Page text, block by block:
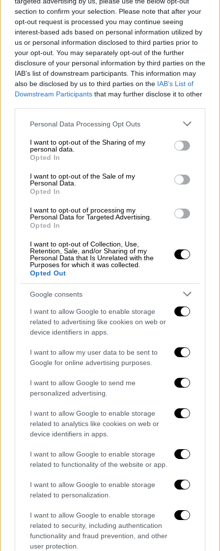
section to confirm your selection. Please note that after your
opt-out request is processed you may continue seeing
interest-based ads based on personal information utilized by
us or personal information disclosed to third parties prior to
your opt-out. You may separately opt-out of the further
disclosure of your personal information by third parties on the
IAB’s list of downstream participants. This information may
also be disclosed by us to third parties on the IAB’s List of
Downstream Participants that may further disclose it to other
Please note that this website/app uses one or more Google
not limited to your visit or usage behaviour. You may click to
grant or deny consent to Google and its third-party tags to
use your data for below specified purposes in below Google
consent section.
Personal Data Processing Opt Outs
I want to opt-out of the Sharing of my
personal data.
Opted In
I want to opt-out of the Sale of my
Personal Data.
Opted In
I want to opt-out of processing my
Personal Data for Targeted Advertising.
Opted In
I want to opt-out of Collection, Use,
Retention, Sale, and/or Sharing of my
Personal Data that Is Unrelated with the
Purposes for which it was collected.
Opted Out
Google consents
I want to allow Google to enable storage
related to advertising like cookies on web or
device identifiers in apps.
I want to allow my user data to be sent to
Google for online advertising purposes.
I want to allow Google to send me
personalized advertising.
I want to allow Google to enable storage
related to analytics like cookies on web or
device identifiers in apps.
I want to allow Google to enable storage
related to functionality of the website or app.
I want to allow Google to enable storage
related to personalization.
I want to allow Google to enable storage
related to security, including authentication
functionality and fraud prevention, and other
user protection.
θεραπείαςτουνοσοκομείουΣαν Ραφαέλε
του Μιλάνου, στην οποία και εισήχθη πριν
από οκτώ ημέρες.
«Θέλω να σας πω κάτι εντελώς αυθόρμητο:
την μεγάλη προσπάθεια που καταβάλλει ο
πατέρας μου για να ανακτήσει δυνάμεις»
δήλωσε στους δημοσιογράφους ο
πρωτότοκος γιος του Ιταλού πρώην
πρωθυπουργού,Πιερσίλβιο Μπερλουσκόνι
Πρόσθεσε, δε, ότι χθες βράδυ ο πατέρας του
παρακολούθησε στην τηλεόραση τον αγώνα
Νάπολη.
Ο δε Ιταλός υπουργός Εξωτερικών, Αντόνιο
Ταγιάνι, υπογράμμισε: «στις 5 και 6 Μαΐου θα
οργανώσουμε στο Μιλάνο μια μεγάλη
συγκέντρωση του κόμματός μας, Φόρτσα
Ιτάλια. Ελπίζουμε ο Σίλβιο Μπερλουσκόνι να
είναι μαζί μας, στην εξέδρα».
ΟΛΕΣ ΟΙ ΕΙΔΗΣΕΙΣ
«Δεν έχει βρεθεί ποτέ κινητό στην
κατοχή του Κασιδιάρη» - Tι διευκρινίζει
η Γενική Γραμματεία Αντεγκληματικής
Πολιτικής μετά τον σάλο για τα
κηρύγματα μίσους
ο ποδοσφαιριστής για το βιασμό
17χρονης – Το ποσό που πρέπει να
καταβάλει